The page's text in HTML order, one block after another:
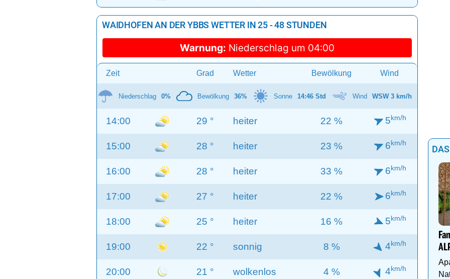
WAIDHOFEN AN DER YBBS WETTER IN 25 - 48 STUNDEN
Warnung: Niederschlag um 04:00
Zeit Grad Wetter Bewölkung Wind
Niederschlag 0% Bewölkung 36% Sonne 14:46 Std Wind WSW 3 km/h
14:00 29 ° heiter 22 % 5km/h
15:00 28 ° heiter 23 % 6km/h
16:00 28 ° heiter 33 % 6km/h
17:00 27 ° heiter 22 % 6km/h
18:00 25 ° heiter 16 % 5km/h
19:00 22 ° sonnig 8 % 4km/h
20:00 21 ° wolkenlos 4 % 4km/h